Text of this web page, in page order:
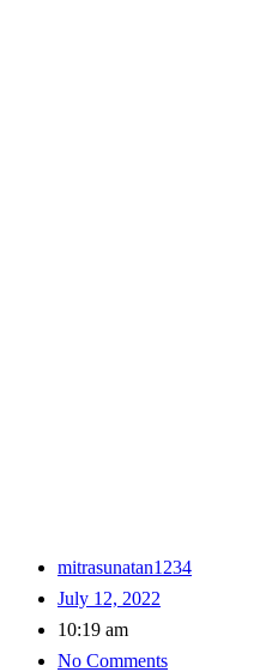
mitrasunatan1234
July 12, 2022
10:19 am
No Comments